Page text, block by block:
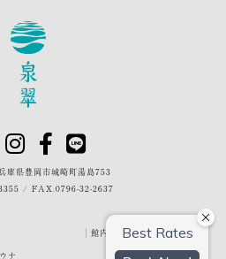
庫県豊岡市城崎町湯島753
/ FAX.0796-32-2637
館内・施設
ナ